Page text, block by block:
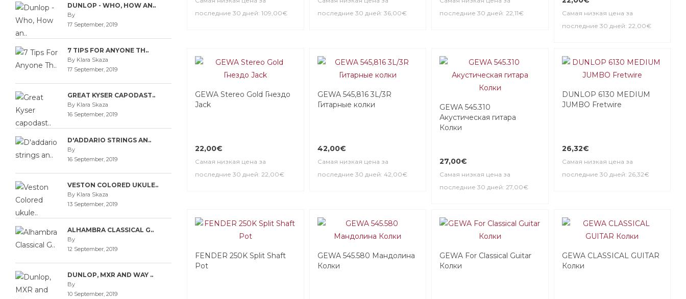
DUNLOP - WHO, HOW AN..
By
17 September, 2019
7 TIPS FOR ANYONE TH..
By Klara Skaza
17 September, 2019
GREAT KYSER CAPODAST..
By Klara Skaza
16 September, 2019
D'ADDARIO STRINGS AN..
By
16 September, 2019
VESTON COLORED UKULE..
By Klara Skaza
13 September, 2019
ALHAMBRA CLASSICAL G..
By
12 September, 2019
DUNLOP, MXR AND WAY ..
By
10 September, 2019
последние 30 дней: 109,00€
последние 30 дней: 36,00€
последние 30 дней: 22,11€
Самая низкая цена за
последние 30 дней: 22,00€
GEWA Stereo Gold Гнездо
Jack
22,00€
Самая низкая цена за
последние 30 дней: 22,00€
GEWA 545,816 3L/3R
Гитарные колки
42,00€
Самая низкая цена за
последние 30 дней: 42,00€
GEWA 545.310
Акустическая гитара
Колки
27,00€
Самая низкая цена за
последние 30 дней: 27,00€
DUNLOP 6130 MEDIUM
JUMBO Fretwire
26,32€
Самая низкая цена за
последние 30 дней: 26,32€
FENDER 250K Split Shaft
Pot
GEWA 545.580 Мандолина
Колки
GEWA For Classical Guitar
Колки
GEWA CLASSICAL GUITAR
Колки